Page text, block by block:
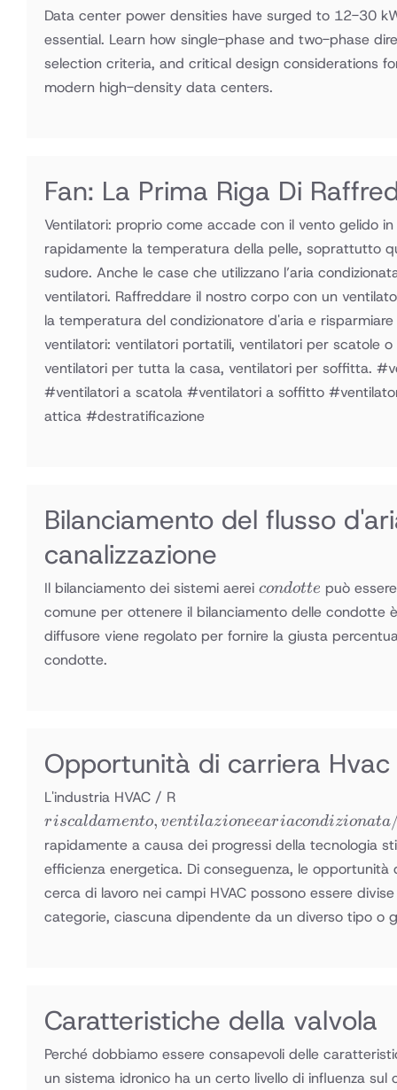
Data center power densities have surged to 12-30
essential. Learn how single-phase and two-phase
selection criteria, and critical design considerations
modern high-density data centers.
Fan: La Prima Riga Di
Ventilatori: proprio come accade con il vento gelido
rapidamente la temperatura della pelle, soprattutto
sudore. Anche le case che utilizzano l’aria
ventilatori. Raffreddare il nostro corpo con un
la temperatura del condizionatore d'aria e
ventilatori: ventilatori portatili, ventilatori per scatole
ventilatori per tutta la casa, ventilatori per soffitta.
#ventilatori a scatola #ventilatori a soffitto
attica #destratificazione
Bilanciamento del flusso
canalizzazione
Il bilanciamento dei sistemi aerei condotte
condotte può
comune per ottenere il bilanciamento delle condotte
diffusore viene regolato per fornire la giusta
condotte.
Opportunità di carriera Hvac
L'industria HVAC / R
ventilazione e
aria
condizionata
/
refrigerazione
riscaldamento, ventilazioneeariacondizionata
rapidamente a causa dei progressi della tecnologia
efficienza energetica. Di conseguenza, le
cerca di lavoro nei campi HVAC possono essere
categorie, ciascuna dipendente da un diverso tipo o
Caratteristiche della valvola
Perché dobbiamo essere consapevoli delle
un sistema idronico ha un certo livello di influenza sul